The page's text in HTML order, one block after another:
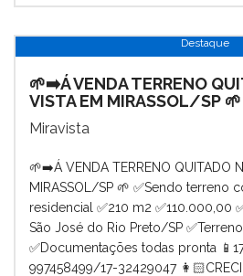
Destaque
🌱➡️Á VENDA TERRENO
VISTA EM MIRASSOL/SP 🌱
Miravista
🌱➡️Á VENDA TERRENO QUITADO
MIRASSOL/SP 🌱 ✅Sendo terreno
residencial ✅210 m2 ✅110.000,00
São José do Rio Preto/SP
✅Documentações todas pronta
997458499/17-32429047 👩🏻CRECI:…